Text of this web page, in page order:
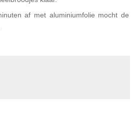
af met aluminiumfolie mocht de